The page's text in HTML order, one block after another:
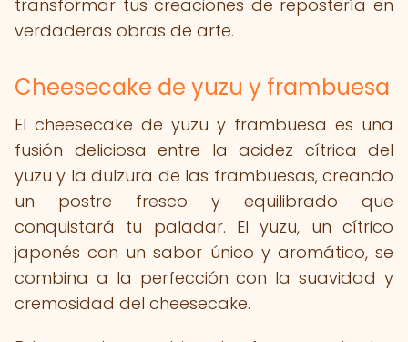
transformar tus creaciones de repostería en
verdaderas obras de arte.
Cheesecake de yuzu y frambuesa
El cheesecake de yuzu y frambuesa es una
fusión deliciosa entre la acidez cítrica del
yuzu y la dulzura de las frambuesas, creando
un postre fresco y equilibrado que
conquistará tu paladar. El yuzu, un cítrico
japonés con un sabor único y aromático, se
combina a la perfección con la suavidad y
cremosidad del cheesecake.